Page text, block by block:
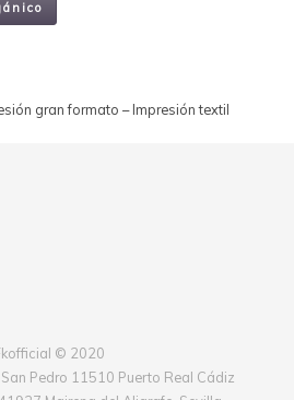
gran formato – Impresión textil
© 2020
Pedro 11510 Puerto Real Cádiz